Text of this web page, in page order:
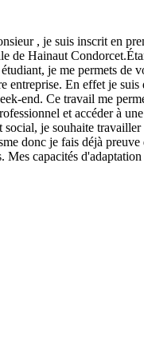
, je suis inscrit en
de Hainaut
je me permets de
entreprise. En effet je suis
end. Ce travail me
et accéder à
social, je souhaite travailler
donc je fais déjà preuve
Mes capacités d'adaptation